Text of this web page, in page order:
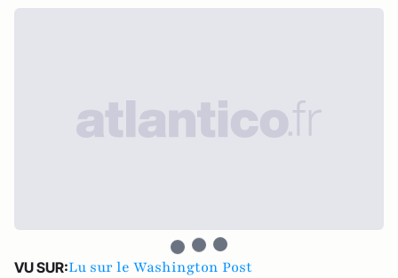
VU SUR:Lu sur le Washington Post